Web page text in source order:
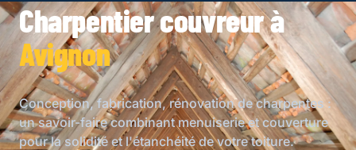
Charpentier couvreur à
Avignon
Conception, fabrication, rénovation de charpentes :
un savoir-faire combinant menuiserie et couverture
pour la solidité et l'étanchéité de votre toiture.